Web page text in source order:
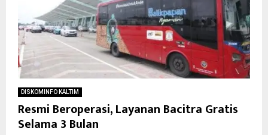
DISKOMINFO KALTIM
Resmi Beroperasi, Layanan Bacitra Gratis
Selama 3 Bulan